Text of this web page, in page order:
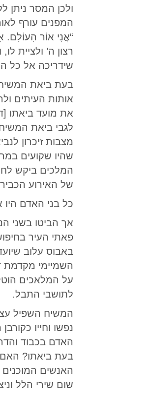
המפנים עורף
רצון ה’ ולציית
שידריכה אל כל
בעת ביאת המשיח
לגבי ביאת
מצבות זיכרון
שהיו שקועים
המלכים ביקש
של האירוע
כל בני האדם
אך הביטו בשני
פאתי העיר
באבוס עלוב
השמיימי מקדמת
על המלאכים
לתושבי התבל.
המשיח השפיל
נפשו וחייו
האדם בכבוד
בעת ביאתו? האם
האנשים המוכנים
שום שירי הלל